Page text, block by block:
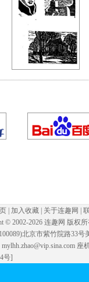
加入收藏 关于连趣网
© 2002-2026 连趣网 版权
北京市紫竹院路33号
号]